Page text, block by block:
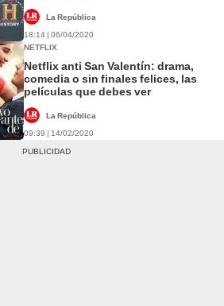
La República
18:14 | 06/04/2020
NETFLIX
Netflix anti San Valentín: drama,
comedia o sin finales felices, las
películas que debes ver
La República
09:39 | 14/02/2020